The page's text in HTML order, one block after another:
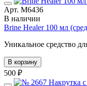
Арт. М6436
В наличии
Brine Healer 100 мл
Уникальное средство
В корзину
500 ₽